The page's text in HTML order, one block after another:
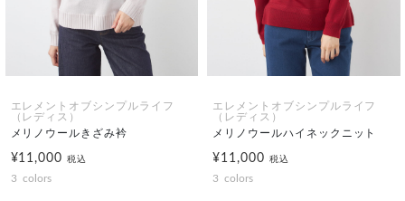
エレメントオブシンプルライフ
（レディス）
メリノウールきざみ衿
¥11,000税込
3 colors
エレメントオブシンプルライフ
（レディス）
メリノウールハイネックニット
¥11,000 税込
3 colors